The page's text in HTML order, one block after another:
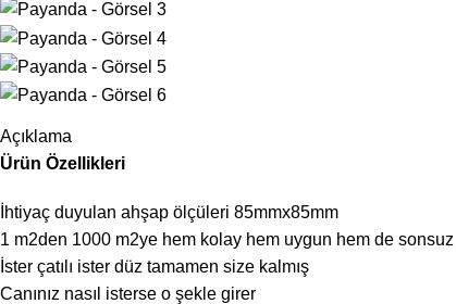
Açıklama
Ürün Özellikleri
İhtiyaç duyulan ahşap ölçüleri 85mmx85mm
1 m2den 1000 m2ye hem kolay hem uygun hem de sonsuz
İster çatılı ister düz tamamen size kalmış
Canınız nasıl isterse o şekle girer